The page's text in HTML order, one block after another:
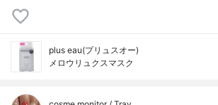
plus eau(プリュスオー)
メロウリュクスマスク